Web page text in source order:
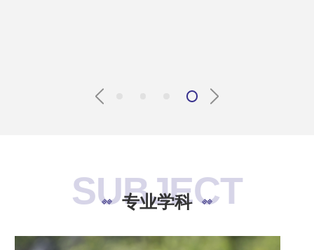
SUBJECT
专业学科